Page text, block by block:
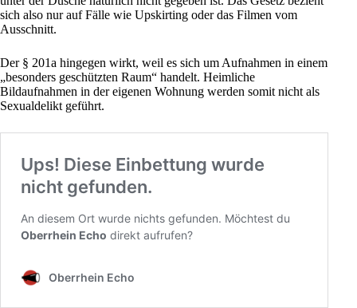
sich also nur auf Fälle wie Upskirting oder das Filmen vom
Ausschnitt.
Der § 201a hingegen wirkt, weil es sich um Aufnahmen in einem
„besonders geschützten Raum“ handelt. Heimliche
Bildaufnahmen in der eigenen Wohnung werden somit nicht als
Sexualdelikt geführt.